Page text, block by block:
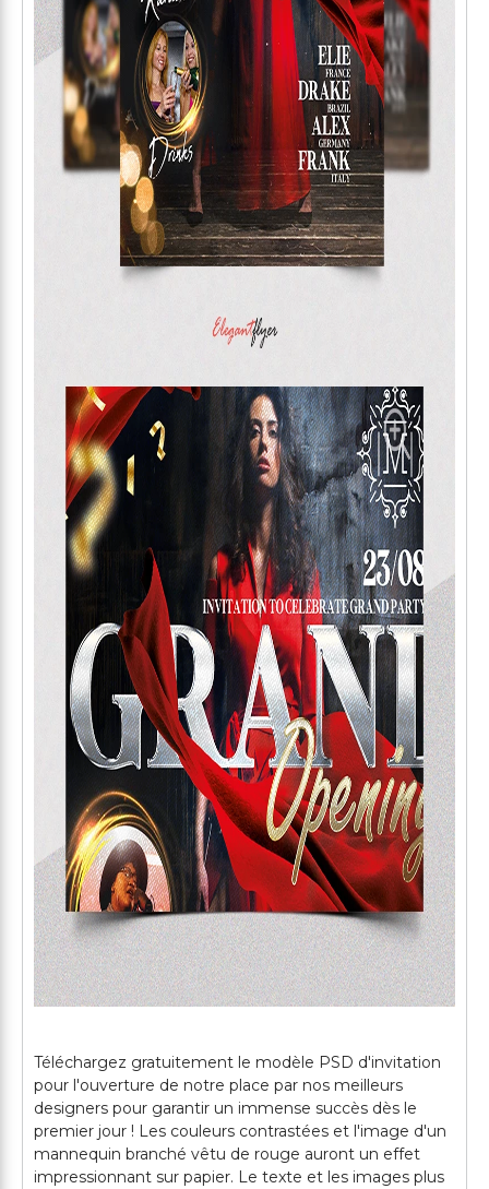
Téléchargez gratuitement le modèle PSD d'invitation
pour l'ouverture de notre place par nos meilleurs
designers pour garantir un immense succès dès le
premier jour ! Les couleurs contrastées et l'image d'un
mannequin branché vêtu de rouge auront un effet
impressionnant sur papier. Le texte et les images plus